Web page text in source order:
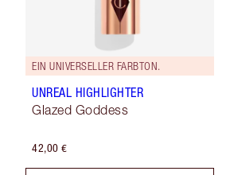
EIN UNIVERSELLER FARBTON.
UNREAL HIGHLIGHTER
Glazed Goddess
42,00 €